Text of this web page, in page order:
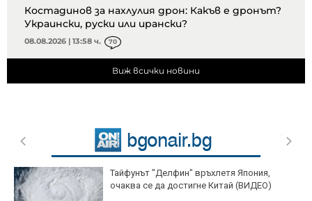
Костадинов за нахлулия дрон: Какъв е дронът?
Украински, руски или ирански?
08.08.2026 | 13:58 ч. 70
Виж всички новини
Тайфунът "Делфин" връхлетя Япония,
очаква се да достигне Китай (ВИДЕО)